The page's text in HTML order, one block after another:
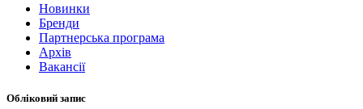
Новинки
Бренди
Партнерська програма
Архів
Вакансії
Обліковий запис